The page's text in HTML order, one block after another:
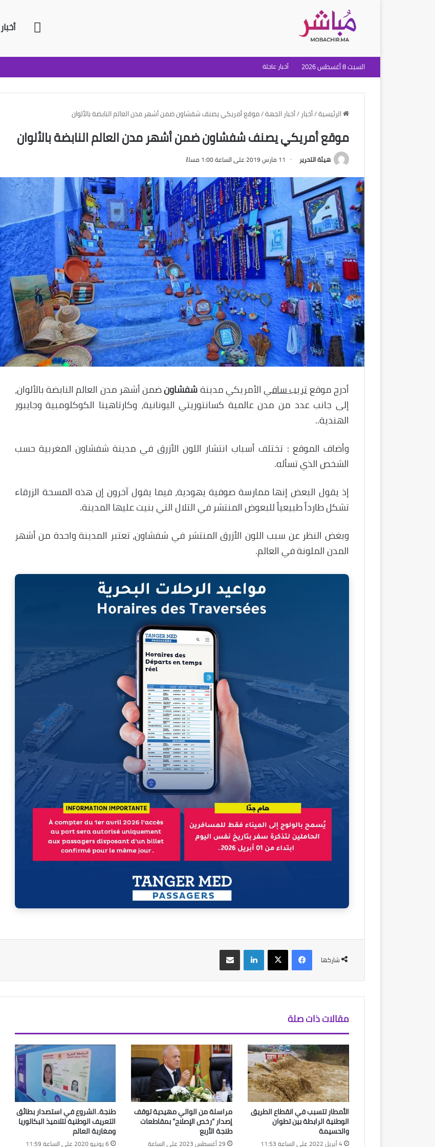
الرئيسية
أخبار
السبت 8 أغسطس 2026 أخبار عاجلة
الرئيسية/أخبار /أخبار الجهة/موقع أمريكي يصنف شفشاون ضمن أشهر مدن العالم النابضة بالألوان
موقع أمريكي يصنف شفشاون ضمن أشهر مدن العالم النابضة بالألوان
هيئة التحرير 11 مارس 2019 على الساعة 1:00 مساءً
أدرج موقعتريب سافيالأمريكي مدينةشفشاونضمن أشهر مدن العالم النابضة بالألوان،
إلى جانب عدد من مدن عالمية كسانتوريتي اليونانية، وكارتاهينا الكوكلومبية وجايبور
الهندية..
وأضاف الموقع : تختلف أسباب انتشار اللون الأزرق في مدينة شفشاون المغربية حسب
الشخص الذي تسأله.
إذ يقول البعض إنها ممارسة صوفية يهودية، فيما يقول آخرون إن هذه المسحة الزرقاء
تشكل طارداً طبيعياً للبعوض المنتشر في التلال التي بنيت عليها المدينة.
وبغض النظر عن سبب اللون الأزرق المنتشر في شفشاون، تعتبر المدينة واحدة من أشهر
المدن الملونة في العالم.
شاركها
فيسبوك‫X لينكدإن مشاركة عبر البريد
مقالات ذات صلة
الأمطار تتسبب في انقطاع الطريق
الوطنية الرابطة بين تطوان
والحسيمة
4 أبريل 2022 على الساعة 11:53
مراسلة من الوالي مهيدية توقف
إصدار “رخص الإصلاح” بمقاطعات
طنجة الأربع
29 أغسطس 2023 على الساعة
طنجة..الشروع في استصدار بطائق
التعريف الوطنية لتلاميذ البكالوريا
ومغاربة العالم
6 يونيو 2020 على الساعة 11:59